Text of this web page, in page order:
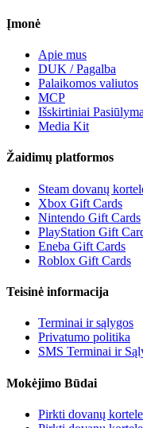
Įmonė
Apie mus
DUK / Pagalba
Palaikomos valiutos
MCP
Išskirtiniai
Media Kit
Žaidimų platformos
Steam dovanų
Xbox Gift Cards
Nintendo Gift Cards
PlayStation Gift
Eneba Gift Cards
Roblox Gift Cards
Teisinė informacija
Terminai ir sąlygos
Privatumo politika
SMS Terminai ir
Mokėjimo Būdai
Pirkti dovanų